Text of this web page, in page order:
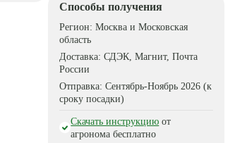
Способы получения
Регион:Москва и Московская
область
Доставка:СДЭК, Магнит, Почта
России
Отправка:Сентябрь-Ноябрь 2026 (к
сроку посадки)
Скачать инструкцию от
агронома бесплатно